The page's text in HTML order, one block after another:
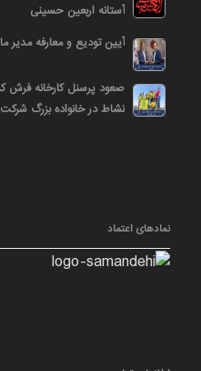
آستانه اربعین حسینی
آیین تودیع و معارفه مدیر
صعود پرسنل کارخانه فرش
نشاط در خانواده بزرگ
نمادهای اعتماد